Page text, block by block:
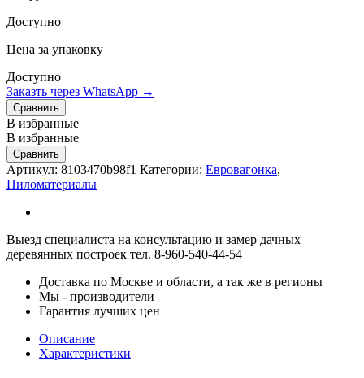
Доступно
Цена за упаковку
Доступно
Заказть через WhatsApp →
Сравнить
В избранные
В избранные
Сравнить
Артикул: 8103470b98f1 Категории: Евровагонка,
Пиломатериалы
Выезд специалиста на консультацию и замер дачных
деревянных построек тел. 8-960-540-44-54
Доставка по Москве и области, а так же в регионы
Мы - производители
Гарантия лучших цен
Описание
Характеристики